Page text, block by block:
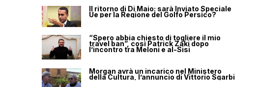
Il ritorno di Di Maio: sarà Inviato Speciale
Ue per la Regione del Golfo Persico?
“Spero abbia chiesto di togliere il mio
travel ban”, così Patrick Zaki dopo
l’incontro tra Meloni e al-Sisi
Morgan avrà un incarico nel Ministero
della Cultura, l’annuncio di Vittorio Sgarbi